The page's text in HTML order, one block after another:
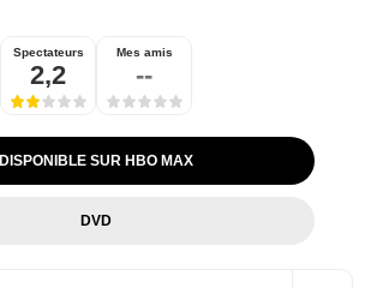
Spectateurs
2,2
Mes amis
--
DISPONIBLE SUR HBO MAX
DVD